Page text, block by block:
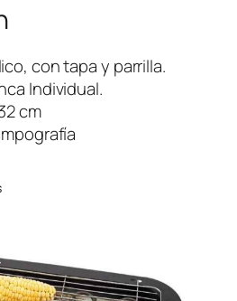
con tapa y parrilla.
Individual.
cm